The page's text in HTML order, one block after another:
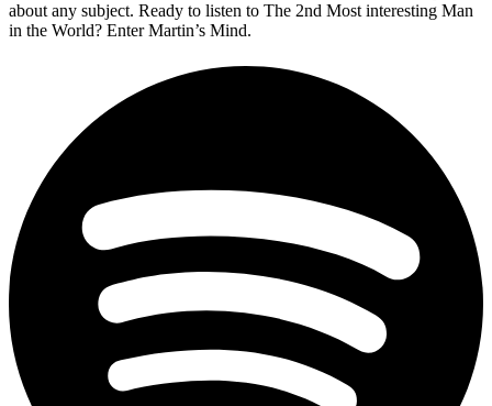
about any subject. Ready to listen to The 2nd Most interesting Man
in the World? Enter Martin’s Mind.